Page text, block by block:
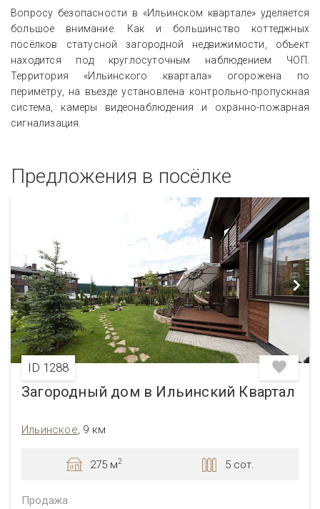
Вопросу безопасности в «Ильинском квартале» уделяется
большое внимание. Как и большинство коттеджных
посёлков статусной загородной недвижимости, объект
находится под круглосуточным наблюдением ЧОП.
Территория «Ильинского квартала» огорожена по
периметру, на въезде установлена контрольно-пропускная
система, камеры видеонаблюдения и охранно-пожарная
сигнализация.
Предложения в посёлке
ID 1288
Загородный дом в Ильинский Квартал
Ильинское, 9 км
275 м2 5 сот.
Продажа